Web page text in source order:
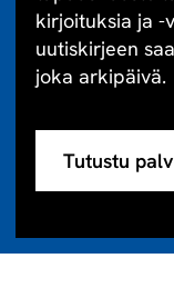
kirjoituksia ja -
uutiskirjeen
joka arkipäivä.
Tutustu